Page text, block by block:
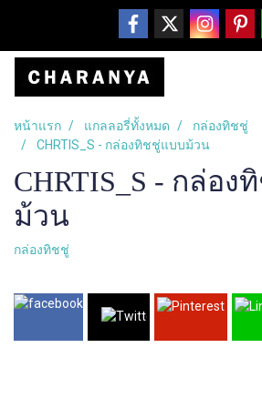
หน้าแรก แกลลอรี่ทั้งหมด
กล่องทิชชู่
CHRTIS_S - กล่องทิชชู่แบบม้วน
CHRTIS_S - กล่อง
ม้วน
กล่องทิชชู่